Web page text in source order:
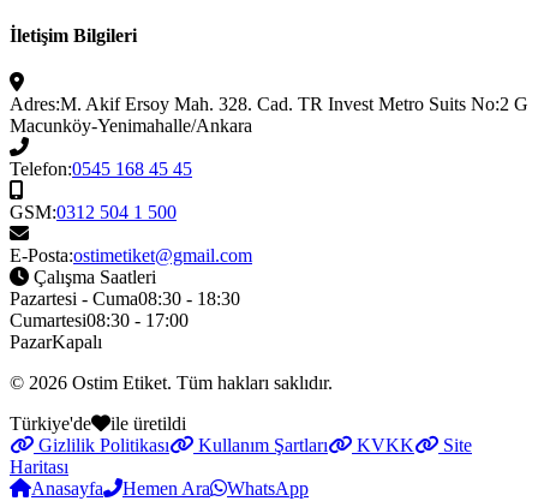
İletişim Bilgileri
Adres:M. Akif Ersoy Mah. 328. Cad. TR Invest Metro Suits No:2 G
Macunköy-Yenimahalle/Ankara
Telefon:0545 168 45 45
GSM:0312 504 1 500
E-Posta:ostimetiket@gmail.com
Çalışma Saatleri
Pazartesi - Cuma08:30 - 18:30
Cumartesi08:30 - 17:00
PazarKapalı
© 2026 Ostim Etiket. Tüm hakları saklıdır.
Türkiye'de
ile üretildi
Gizlilik Politikası
Kullanım Şartları KVKK
Site
Haritası
Anasayfa
Hemen Ara WhatsApp